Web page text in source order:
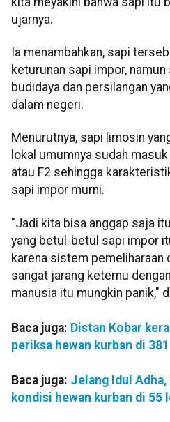
ujarnya.
Ia menambahkan, sapi
keturunan sapi impor,
budidaya dan persilangan
dalam negeri.
Menurutnya, sapi limosin
lokal umumnya sudah
atau F2 sehingga
sapi impor murni.
"Jadi kita bisa anggap saja
yang betul-betul sapi impor
karena sistem pemeliharaan
sangat jarang ketemu
manusia itu mungkin panik,"
Baca juga: Distan Kobar
periksa hewan kurban di
Baca juga: Jelang Idul
kondisi hewan kurban di 55